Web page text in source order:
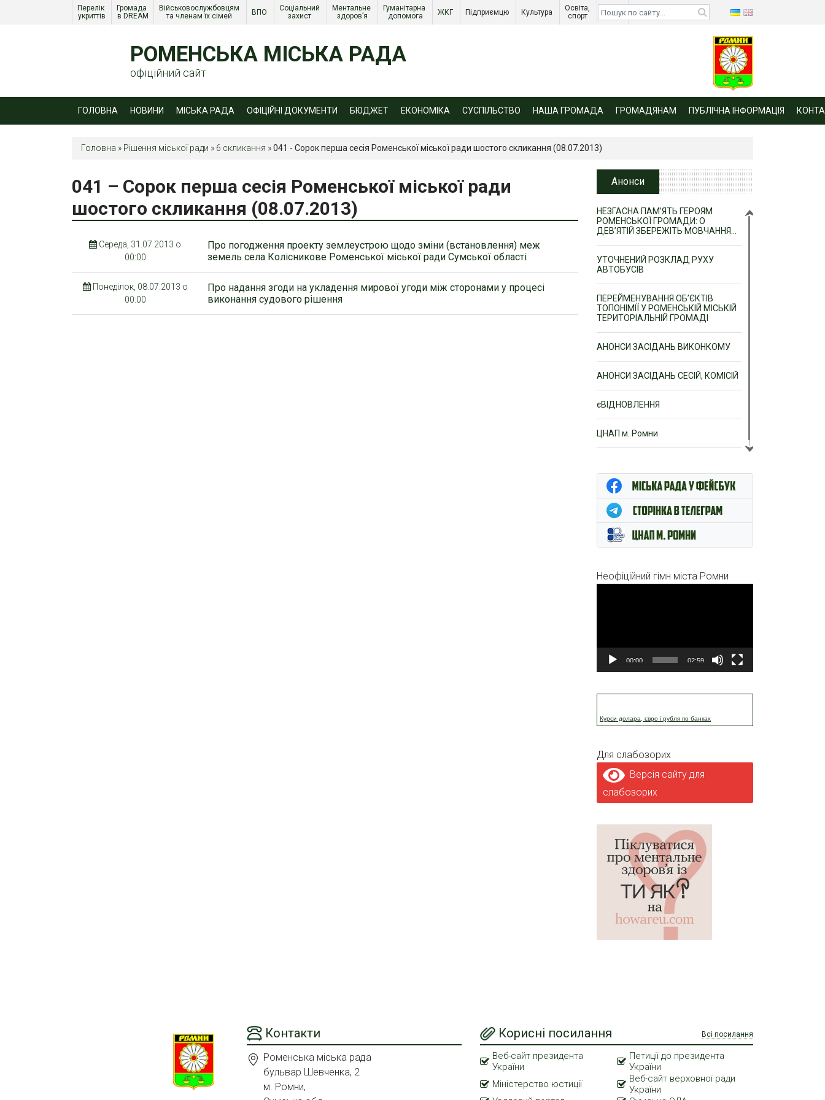
Перелік
укриттів
Громада
в DREAM
Військовослужбовцям
та членам їх сімей
ВПО
Соціальний
захист
Ментальне
здоров’я
Гуманітарна
допомога
ЖКГ Підприємцю Культура
Освіта,
спорт
Діти
війни
РОМЕНСЬКА МІСЬКА РАДА
офіційний сайт
ГОЛОВНА НОВИНИ МІСЬКА РАДА ОФІЦІЙНІ ДОКУМЕНТИ БЮДЖЕТ ЕКОНОМІКА СУСПІЛЬСТВО НАША ГРОМАДА ГРОМАДЯНАМ ПУБЛІЧНА ІНФОРМАЦІЯ
Головна » Рішення міської ради » 6 скликання »041 - Сорок перша сесія Роменської міської ради шостого скликання (08.07.2013)
041 – Сорок перша сесія Роменської міської ради
шостого скликання (08.07.2013)
Середа, 31.07.2013 о
00:00
Про погодження проекту землеустрою щодо зміни (встановлення) меж
земель села Колісникове Роменської міської ради Сумської області
Понеділок, 08.07.2013 о
00:00
Про надання згоди на укладення мирової угоди між сторонами у процесі
виконання судового рішення
Анонси
НЕЗГАСНА ПАМ’ЯТЬ ГЕРОЯМ
РОМЕНСЬКОЇ ГРОМАДИ: О
ДЕВ’ЯТІЙ ЗБЕРЕЖІТЬ МОВЧАННЯ…
УТОЧНЕНИЙ РОЗКЛАД РУХУ
АВТОБУСІВ
ПЕРЕЙМЕНУВАННЯ ОБ’ЄКТІВ
ТОПОНІМІЇ У РОМЕНСЬКІЙ МІСЬКІЙ
ТЕРИТОРІАЛЬНІЙ ГРОМАДІ
АНОНСИ ЗАСІДАНЬ ВИКОНКОМУ
АНОНСИ ЗАСІДАНЬ СЕСІЙ, КОМІСІЙ
єВІДНОВЛЕННЯ
ЦНАП м. Ромни
Неофіційний гімн міста Ромни
00:00 02:59
Курси долара, євро і рубля по банках
Для слабозорих
Версія сайту для
слабозорих
Контакти
Роменська міська рада
бульвар Шевченка, 2
м. Ромни,
Корисні посилання Всі посилання
Веб-сайт президента
України
Петиції до президента
України
Міністерство юстиції
Веб-сайт верховної ради
України